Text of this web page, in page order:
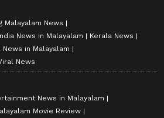
Malayalam News
News in Malayalam
Kerala News
in Malayalam
News
News in Malayalam
Movie Review